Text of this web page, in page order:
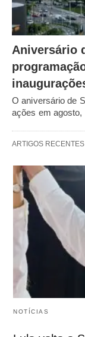
Aniversário
O aniversário de
ações em
ARTIGOS RECENTES
NOTÍCIAS